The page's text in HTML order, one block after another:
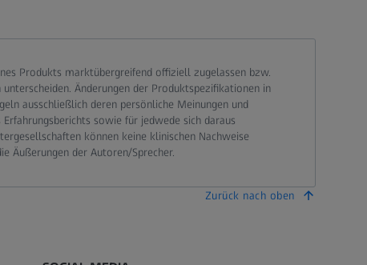
Produkts marktübergreifend offiziell zugelassen bzw.
Änderungen der Produktspezifikationen in
ausschließlich deren persönliche Meinungen und
sowie für jedwede sich daraus
können keine klinischen Nachweise
Äußerungen der Autoren/Sprecher.
Zurück nach oben